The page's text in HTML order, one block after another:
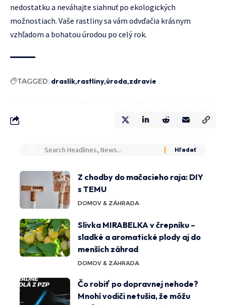
nedostatku a neváhajte siahnuť po ekologických
možnostiach. Vaše rastliny sa vám odvďačia krásnym
vzhľadom a bohatou úrodou po celý rok.
TAGGED: draslík rastliny úroda zdravie
Z chodby do mačacieho raja: DIY
s TEMU
DOMOV & ZÁHRADA
Slivka MIRABELKA v črepníku –
sladké a aromatické plody aj do
menších záhrad
DOMOV & ZÁHRADA
Čo robiť po dopravnej nehode?
Mnohí vodiči netušia, že môžu